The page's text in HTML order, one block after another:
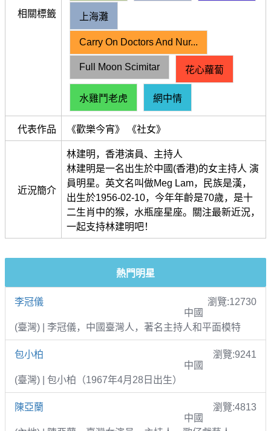
相關標籤 上海灘
Carry On Doctors And Nur...
Full Moon Scimitar 花心蘿蔔
水雞鬥老虎 網中情
代表作品 《歡樂今宵》 《社女》
近況簡介
林建明，香港演員、主持人
林建明是一名出生於中國(香港)的女主持人 演
員明星。英文名叫做Meg Lam，民族是漢，
出生於1956-02-10，今年年齡是70歲，是十
二生肖中的猴，水瓶座星座。關注最新近況，
一起支持林建明吧！
熱門明星
李冠儀
瀏覽:12730
中國
(臺灣) | 李冠儀，中國臺灣人，著名主持人和平面模特
包小柏
瀏覽:9241
中國
(臺灣) | 包小柏（1967年4月28日出生）
陳亞蘭
瀏覽:4813
中國